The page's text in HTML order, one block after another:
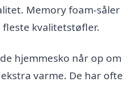
Memory foam-såler
kvalitetstøfler.
hjemmesko når op om
varme. De har ofte